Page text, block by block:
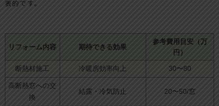
表的です。
リフォーム内容 期待できる効果
参考費用目安（万
円）
断熱材施工 冷暖房効率向上 30〜80
高断熱窓への交
換
結露・冷気防止 20〜50/窓